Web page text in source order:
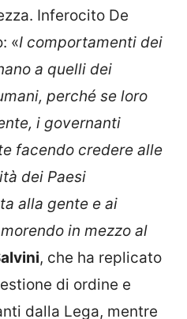
Inferocito De
«I comportamenti dei
a quelli dei
perché se loro
i governanti
facendo credere alle
dei Paesi
alla gente e ai
in mezzo al
, che ha replicato
di ordine e
dalla Lega, mentre